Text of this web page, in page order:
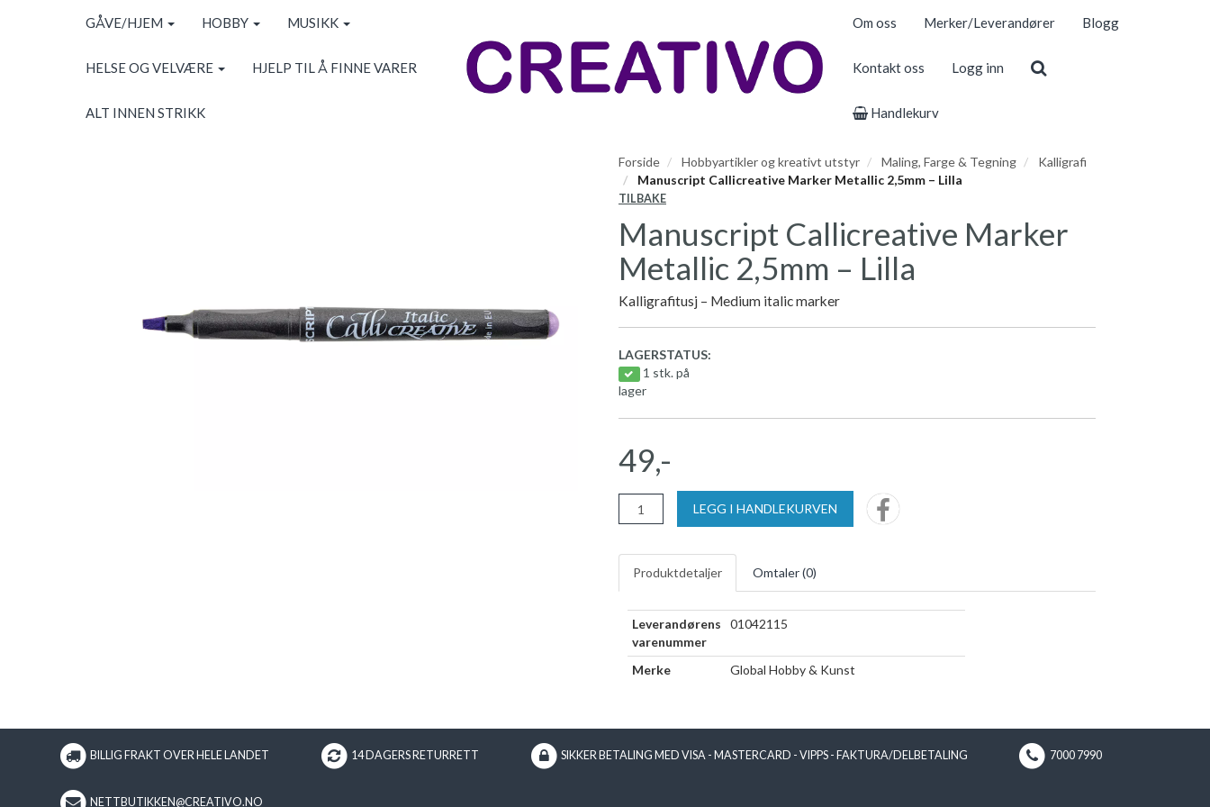
GÅVE/HJEM HOBBY MUSIKK
HELSE OG VELVÆRE HJELP TIL Å FINNE VARER
ALT INNEN STRIKK
Om oss Merker/Leverandører Blogg
Kontakt oss Logg inn
Handlekurv
Forside Hobbyartikler og kreativt utstyr Maling, Farge & Tegning
Kalligrafi
Manuscript Callicreative Marker Metallic 2,5mm – Lilla
TILBAKE
Manuscript Callicreative Marker
Metallic 2,5mm – Lilla
Kalligrafitusj – Medium italic marker
LAGERSTATUS:
1 stk. på
lager
49,-
LEGG I HANDLEKURVEN
Produktdetaljer Omtaler (0)
Leverandørens
varenummer
01042115
Merke Global Hobby & Kunst
BILLIG FRAKT OVER HELE LANDET 14 DAGERS RETURRETT SIKKER BETALING MED VISA - MASTERCARD - VIPPS - FAKTURA/DELBETALING 7000 7990
NETTBUTIKKEN@CREATIVO.NO